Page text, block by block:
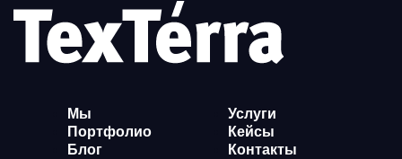
Мы
Услуги
Портфолио
Кейсы
Блог
Контакты